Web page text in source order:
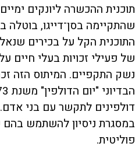
תוכנית ההכשרה ליונקים
שהתקיימה בסן־דייגו, בוטלה
התוכנית הקל על בכירים
של פעילי זכויות בעלי חיים
נשק התקפיים. המיתוס הזה
דולפינים לתקשר עם בני
במסגרת ניסיון להשתמש
פוליטית.